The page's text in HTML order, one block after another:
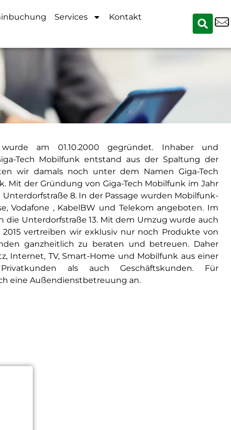
Services
Kontakt
am 01.10.2000 gegründet. Inhaber und
Tech Mobilfunk entstand aus der Spaltung der
wir damals noch unter dem Namen Giga-Tech
Mit der Gründung von Giga-Tech Mobilfunk im Jahr
8. In der Passage wurden Mobilfunk-
Vodafone , KabelBW und Telekom angeboten. Im
die Unterdorfstraße 13. Mit dem Umzug wurde auch
vertreiben wir exklusiv nur noch Produkte von
ganzheitlich zu beraten und betreuen. Daher
Internet, TV, Smart-Home und Mobilfunk aus einer
als auch Geschäftskunden. Für
eine Außendienstbetreuung an.